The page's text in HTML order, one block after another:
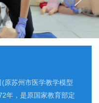
原苏州市医学教学模型
年，是原国家教育部定